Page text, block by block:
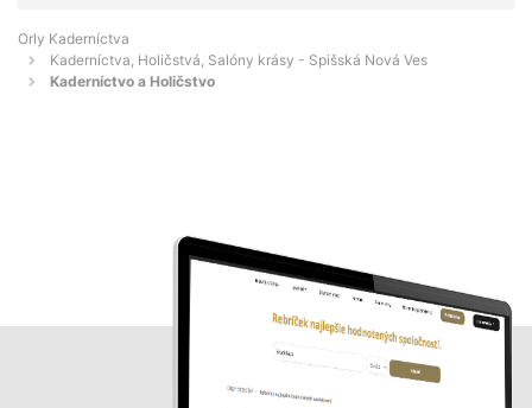
Orly Kaderníctva
Kaderníctva, Holičstvá, Salóny krásy - Spišská Nová Ves
Kaderníctvo a Holičstvo